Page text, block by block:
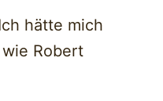
hätte mich
Robert